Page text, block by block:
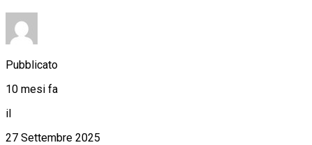
Pubblicato
10 mesi fa
il
27 Settembre 2025